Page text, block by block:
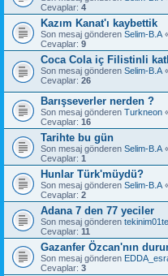
Cevaplar: 4
Kazım Kanat'ı kaybettik
Son mesaj gönderen Selim-B.A
Cevaplar: 9
Coca Cola iç Filistinli
Son mesaj gönderen Selim-B.A
Cevaplar: 26
Barışseverler nerden ?
Son mesaj gönderen Turkneon
Cevaplar: 16
Tarihte bu gün
Son mesaj gönderen Selim-B.A
Cevaplar: 1
Hunlar Türk'müydü?
Son mesaj gönderen Selim-B.A
Cevaplar: 2
Adana 7 den 77 yeciler
Son mesaj gönderen
Cevaplar: 11
Gazanfer Özcan'nın
Son mesaj gönderen
Cevaplar: 3